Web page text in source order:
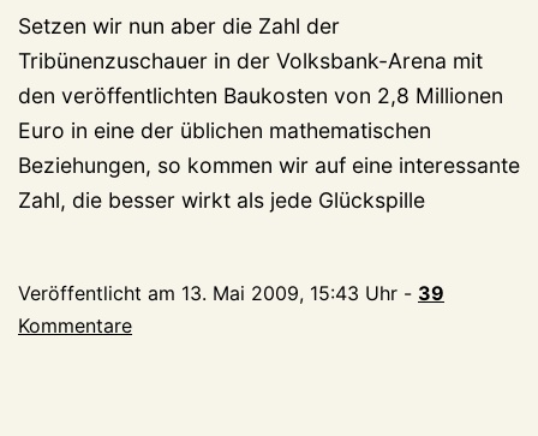
Setzen wir nun aber die Zahl der
Tribünenzuschauer in der Volksbank-Arena mit
den veröffentlichten Baukosten von 2,8 Millionen
Euro in eine der üblichen mathematischen
Beziehungen, so kommen wir auf eine interessante
Zahl, die besser wirkt als jede Glückspille
Veröffentlicht am 13. Mai 2009, 15:43 Uhr - 39
Kommentare